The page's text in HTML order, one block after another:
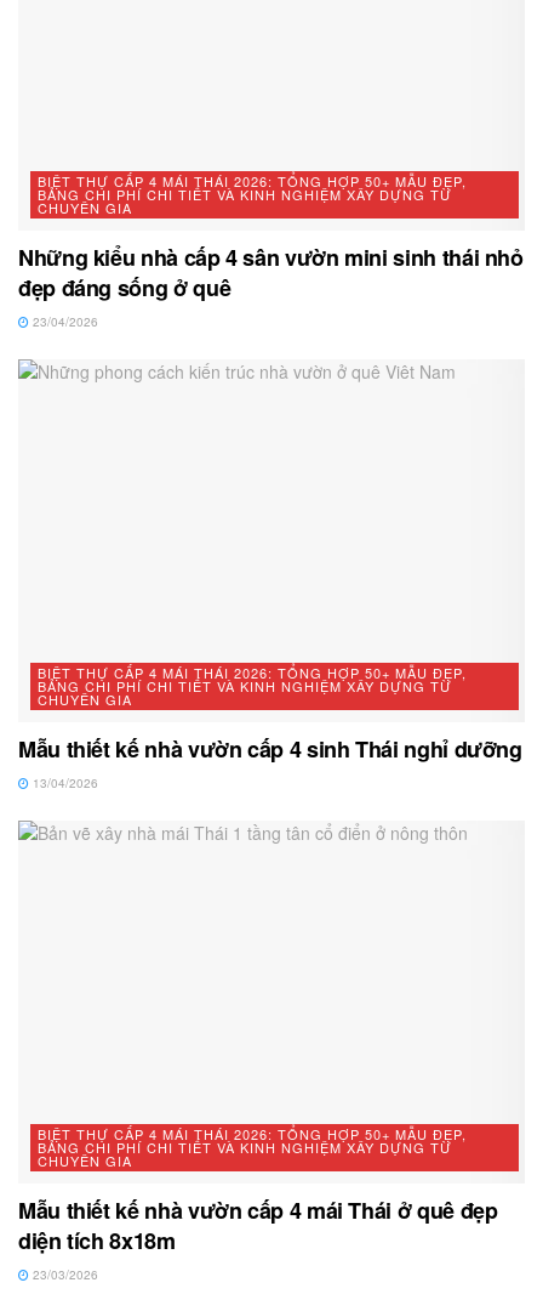
BIỆT THỰ CẤP 4 MÁI THÁI 2026: TỔNG HỢP 50+ MẪU ĐẸP,
BẢNG CHI PHÍ CHI TIẾT VÀ KINH NGHIỆM XÂY DỰNG TỪ
CHUYÊN GIA
Những kiểu nhà cấp 4 sân vườn mini sinh thái nhỏ
đẹp đáng sống ở quê
23/04/2026
BIỆT THỰ CẤP 4 MÁI THÁI 2026: TỔNG HỢP 50+ MẪU ĐẸP,
BẢNG CHI PHÍ CHI TIẾT VÀ KINH NGHIỆM XÂY DỰNG TỪ
CHUYÊN GIA
Mẫu thiết kế nhà vườn cấp 4 sinh Thái nghỉ dưỡng
13/04/2026
BIỆT THỰ CẤP 4 MÁI THÁI 2026: TỔNG HỢP 50+ MẪU ĐẸP,
BẢNG CHI PHÍ CHI TIẾT VÀ KINH NGHIỆM XÂY DỰNG TỪ
CHUYÊN GIA
Mẫu thiết kế nhà vườn cấp 4 mái Thái ở quê đẹp
diện tích 8x18m
23/03/2026